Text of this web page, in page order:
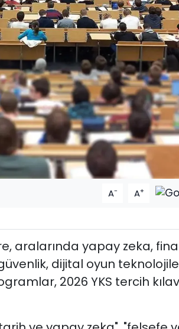
A- A+
aralarında yapay zeka,
dijital oyun
2026 YKS tercih